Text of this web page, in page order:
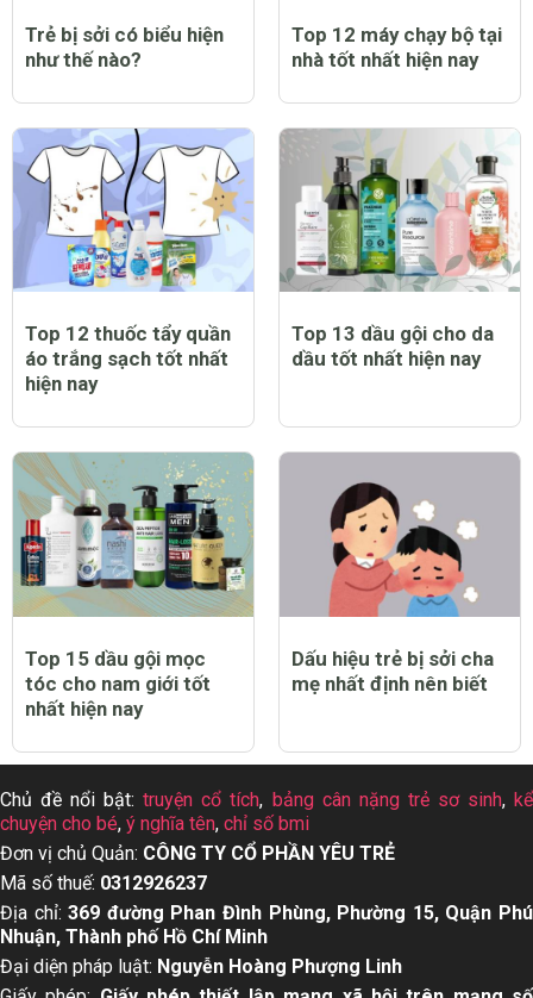
Trẻ bị sởi có biểu hiện
như thế nào?
Top 12 máy chạy bộ tại
nhà tốt nhất hiện nay
Top 12 thuốc tẩy quần
áo trắng sạch tốt nhất
hiện nay
Top 13 dầu gội cho da
dầu tốt nhất hiện nay
Top 15 dầu gội mọc
tóc cho nam giới tốt
nhất hiện nay
Dấu hiệu trẻ bị sởi cha
mẹ nhất định nên biết
Chủ đề nổi bật:truyện cổ tích, bảng cân nặng trẻ sơ sinh,kể
chuyện cho bé, ý nghĩa tên, chỉ số bmi
Đơn vị chủ Quản: CÔNG TY CỔ PHẦN YÊU TRẺ
Mã số thuế: 0312926237
Địa chỉ:369 đường Phan Đình Phùng, Phường 15, Quận Phú
Nhuận, Thành phố Hồ Chí Minh
Đại diện pháp luật: Nguyễn Hoàng Phượng Linh